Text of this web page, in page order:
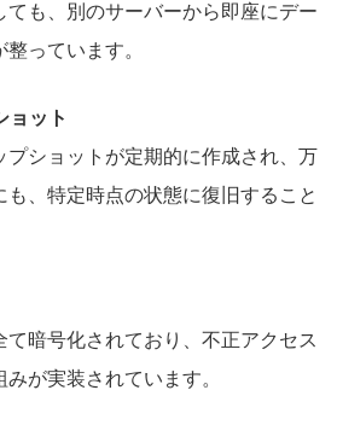
ても、別のサーバーから即座にデー
っています。
ョット
プショットが定期的に作成され、万
も、特定時点の状態に復旧すること
暗号化されており、不正アクセス
が実装されています。